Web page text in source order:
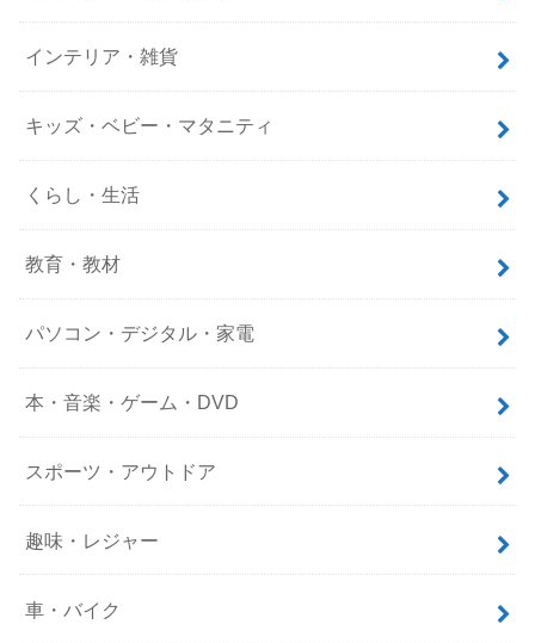
インテリア・雑貨
キッズ・ベビー・マタニティ
くらし・生活
教育・教材
パソコン・デジタル・家電
本・音楽・ゲーム・DVD
スポーツ・アウトドア
趣味・レジャー
車・バイク